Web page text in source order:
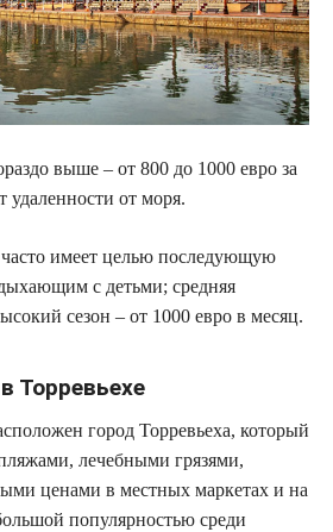
выше – от 800 до 1000 евро за
удаленности от моря.
имеет целью последующую
с детьми; средняя
сезон – от 1000 евро в месяц.
Торревьехе
город Торревьеха, который
лечебными грязями,
ценами в местных маркетах и на
популярностью среди